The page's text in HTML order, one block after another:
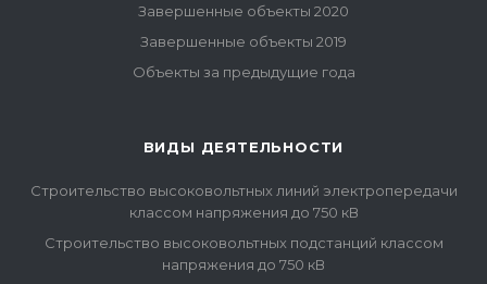
Завершенные объекты 2020
Завершенные объекты 2019
Объекты за предыдущие года
ВИДЫ ДЕЯТЕЛЬНОСТИ
Строительство высоковольтных линий электропередачи
классом напряжения до 750 кВ
Строительство высоковольтных подстанций классом
напряжения до 750 кВ